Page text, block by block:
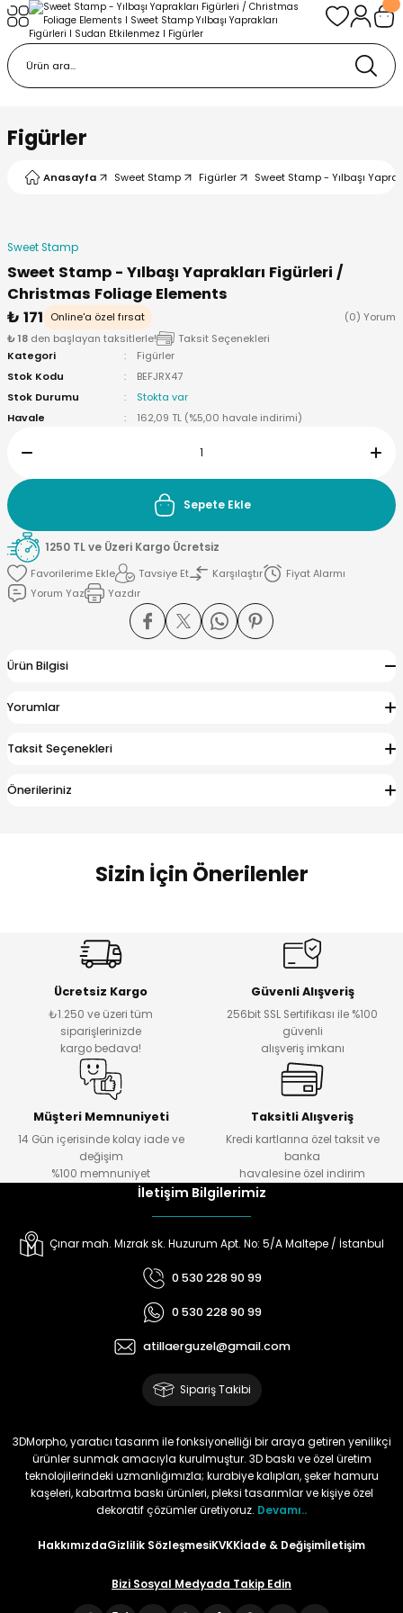
Figürler
Anasayfa Sweet Stamp Figürler Sweet Stamp - Yılbaşı
Sweet Stamp
Sweet Stamp - Yılbaşı Yaprakları Figürleri /
Christmas Foliage Elements
₺ 171
Online'a özel fırsat
(0) Yorum
₺ 18 den başlayan taksitlerle!
Taksit Seçenekleri
Kategori
Figürler
Stok Kodu
BEFJRX47
Stok Durumu
Stokta var
Havale
162,09 TL (%5,00 havale indirimi)
Sepete Ekle
1250 TL ve Üzeri Kargo Ücretsiz
Tavsiye Et
Karşılaştır
Fiyat Alarmı
Yorum Yaz
Yazdır
Ürün Bilgisi
Yorumlar
Taksit Seçenekleri
Önerileriniz
Sizin İçin Önerilenler
Sweet Stamp - Stylish
₺ 354
Sweet Stamp - Vanilla
₺ 354
Sweet Stamp
Sweet Stamp - Mutlu Noel Figürleri / Merry Christmas Elements
Ücretsiz Kargo
₺1.250 ve üzeri tüm
siparişlerinizde
kargo bedava!
Güvenli Alışveriş
256bit SSL Sertifikası ile %100
güvenli
alışveriş imkanı
Müşteri Memnuniyeti
14 Gün içerisinde kolay iade ve
değişim
%100 memnuniyet
Taksitli Alışveriş
Kredi kartlarına özel taksit ve
banka
havalesine özel indirim
İletişim Bilgilerimiz
Çınar mah. Mızrak sk. Huzurum Apt. No: 5/A Maltepe / İstanbul
0 530 228 90 99
0 530 228 90 99
atillaerguzel@gmail.com
Sipariş Takibi
3DMorpho, yaratıcı tasarım ile fonksiyonelliği bir araya getiren yenilikçi
ürünler sunmak amacıyla kurulmuştur. 3D baskı ve özel üretim
teknolojilerindeki uzmanlığımızla; kurabiye kalıpları, şeker hamuru
kaşeleri, kabartma baskı ürünleri, pleksi tasarımlar ve kişiye özel
dekoratif çözümler üretiyoruz. Devamı..
HakkımızdaGizlilik SözleşmesiKVKKİade & Değişimİletişim
Bizi Sosyal Medyada Takip Edin
Geri Dön
Malzemeleri
Çek Kalıp
/ Doku-Şablon Baskı
Aparatları
Pleksi
Kağıdı
Geri Dön